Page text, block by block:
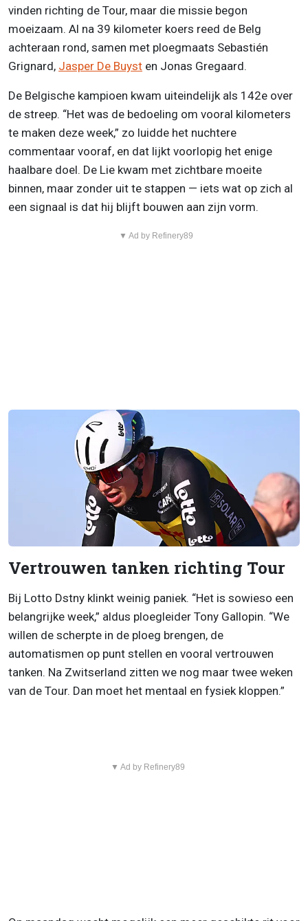
vinden richting de Tour, maar die missie begon
moeizaam. Al na 39 kilometer koers reed de Belg
achteraan rond, samen met ploegmaats Sebastién
Grignard, Jasper De Buyst en Jonas Gregaard.
De Belgische kampioen kwam uiteindelijk als 142e over
de streep. “Het was de bedoeling om vooral kilometers
te maken deze week,” zo luidde het nuchtere
commentaar vooraf, en dat lijkt voorlopig het enige
haalbare doel. De Lie kwam met zichtbare moeite
binnen, maar zonder uit te stappen — iets wat op zich al
een signaal is dat hij blijft bouwen aan zijn vorm.
▼ Ad by Refinery89
Vertrouwen tanken richting Tour
Bij Lotto Dstny klinkt weinig paniek. “Het is sowieso een
belangrijke week,” aldus ploegleider Tony Gallopin. “We
willen de scherpte in de ploeg brengen, de
automatismen op punt stellen en vooral vertrouwen
tanken. Na Zwitserland zitten we nog maar twee weken
van de Tour. Dan moet het mentaal en fysiek kloppen.”
▼ Ad by Refinery89